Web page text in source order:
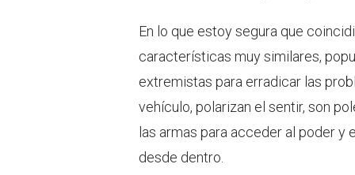
En lo que estoy segura que
características muy similares,
extremistas para erradicar las
vehículo, polarizan el sentir, son
las armas para acceder al poder
desde dentro.